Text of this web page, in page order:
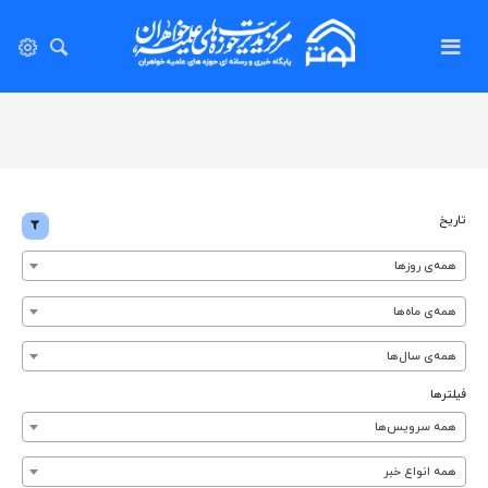
تاریخ
همه‌ی روزها
همه‌ی ماه‌ها
همه‌ی سال‌ها
فیلترها
همه سرویس‌ها
همه انواع خبر